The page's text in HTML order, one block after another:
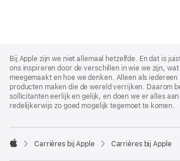
Footer
Bij Apple zijn we niet allemaal hetzelfde. En dat is
ons inspireren door de verschillen in wie we zijn, wat
meegemaakt en hoe we denken. Alleen als
producten maken die de wereld verrijken. Daarom
sollicitanten eerlijk en gelijk, en doen we er alles
redelijkerwijs zo goed mogelijk tegemoet te komen.

Carrières bij Apple Carrières bij Apple